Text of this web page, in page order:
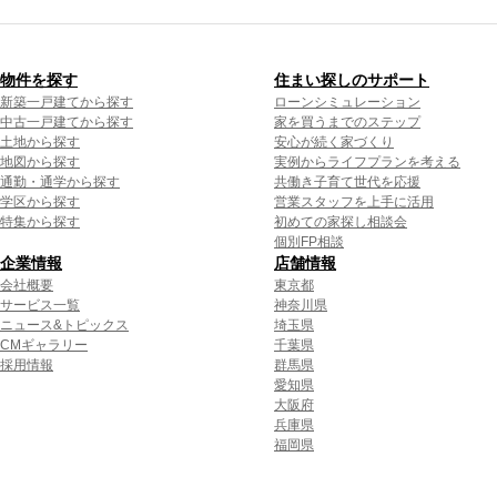
物件を探す
新築一戸建てから探す
中古一戸建てから探す
土地から探す
地図から探す
通勤・通学から探す
学区から探す
特集から探す
住まい探しのサポート
ローンシミュレーション
家を買うまでのステップ
安心が続く家づくり
実例からライフプランを考える
共働き子育て世代を応援
営業スタッフを上手に活用
初めての家探し相談会
個別FP相談
企業情報
会社概要
サービス一覧
ニュース&トピックス
CMギャラリー
採用情報
店舗情報
東京都
神奈川県
埼玉県
千葉県
群馬県
愛知県
大阪府
兵庫県
福岡県